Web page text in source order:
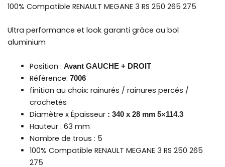
100% Compatible RENAULT MEGANE 3 RS 250 265 275
Ultra performance et look garanti grâce au bol
aluminium
Position : Avant GAUCHE + DROIT
Référence: 7006
finition au choix: rainurés / rainures percés /
crochetés
Diamètre x Épaisseur : 340 x 28 mm 5×114.3
Hauteur : 63 mm
Nombre de trous : 5
100% Compatible RENAULT MEGANE 3 RS 250 265
275